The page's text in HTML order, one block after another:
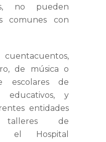
no pueden
comunes con
de música o
escolares de
educativos, y
entidades
de
el Hospital